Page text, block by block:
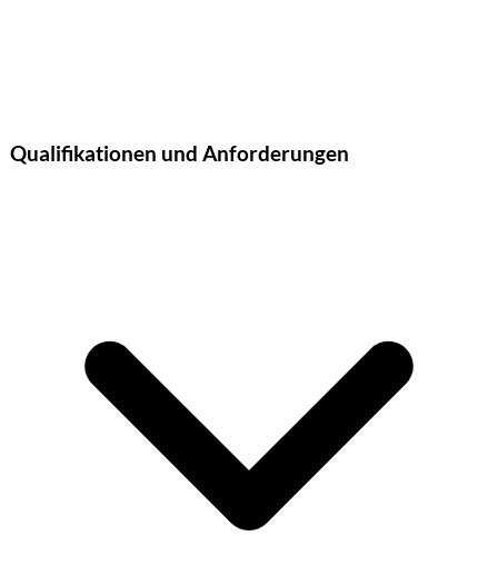
Qualifikationen und Anforderungen